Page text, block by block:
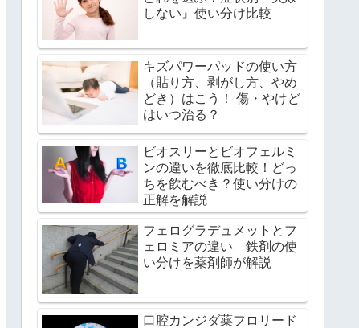
しない』使い分け比較
キズパワーパッドの使い方
（貼り方、剥がし方、やめ
どき）はこう！ 傷・やけど
はいつ治る？
ビオスリーとビオフェルミ
ンの違いを徹底比較！どっ
ちを飲むべき？使い分けの
正解を解説
フェログラデュメットとフ
ェロミアの違い 鉄剤の使
い分けを薬剤師が解説
口腔カンジダ薬フロリード